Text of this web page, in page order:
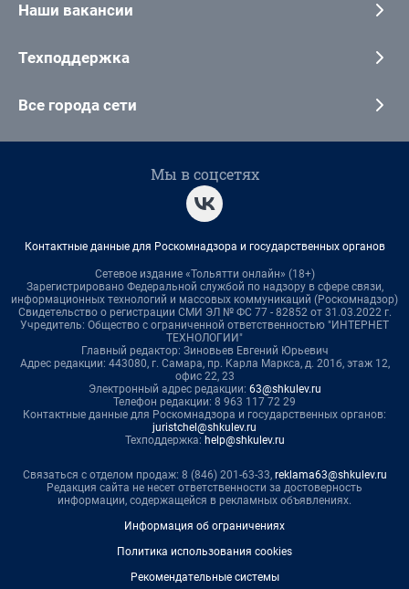
Наши вакансии
Техподдержка
Все города сети
Мы в соцсетях
Контактные данные для Роскомнадзора и государственных органов
Сетевое издание «Тольятти онлайн» (18+)
Зарегистрировано Федеральной службой по надзору в сфере связи,
информационных технологий и массовых коммуникаций (Роскомнадзор)
Свидетельство о регистрации СМИ ЭЛ № ФС 77 - 82852 от 31.03.2022 г.
Учредитель: Общество с ограниченной ответственностью "ИНТЕРНЕТ
ТЕХНОЛОГИИ"
Главный редактор: Зиновьев Евгений Юрьевич
Адрес редакции: 443080, г. Самара, пр. Карла Маркса, д. 201б, этаж 12,
офис 22, 23
Электронный адрес редакции: 63@shkulev.ru
Телефон редакции: 8 963 117 72 29
Контактные данные для Роскомнадзора и государственных органов:
juristchel@shkulev.ru
Техподдержка: help@shkulev.ru
Связаться с отделом продаж: 8 (846) 201-63-33, reklama63@shkulev.ru
Редакция сайта не несет ответственности за достоверность
информации, содержащейся в рекламных объявлениях.
Информация об ограничениях
Политика использования cookies
Рекомендательные системы